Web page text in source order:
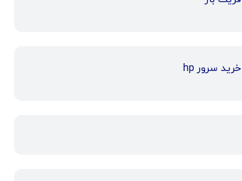
خرید سرور hp